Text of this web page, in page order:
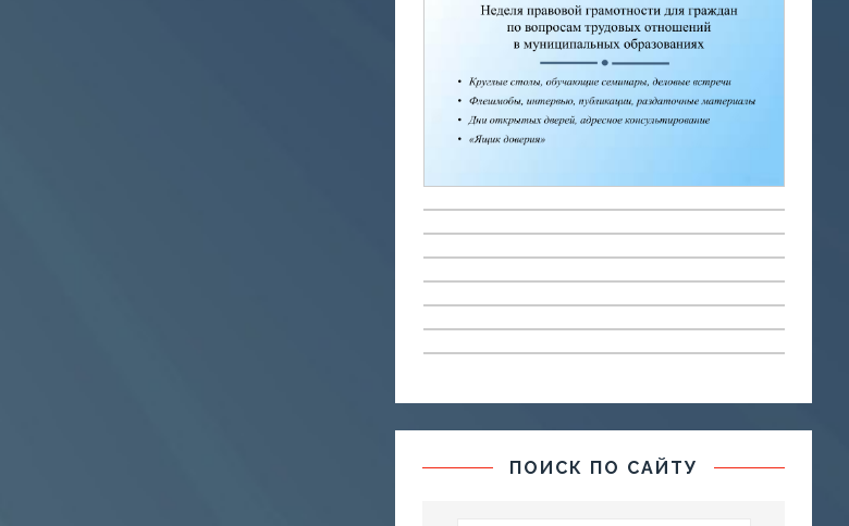
ПОИСК ПО САЙТУ